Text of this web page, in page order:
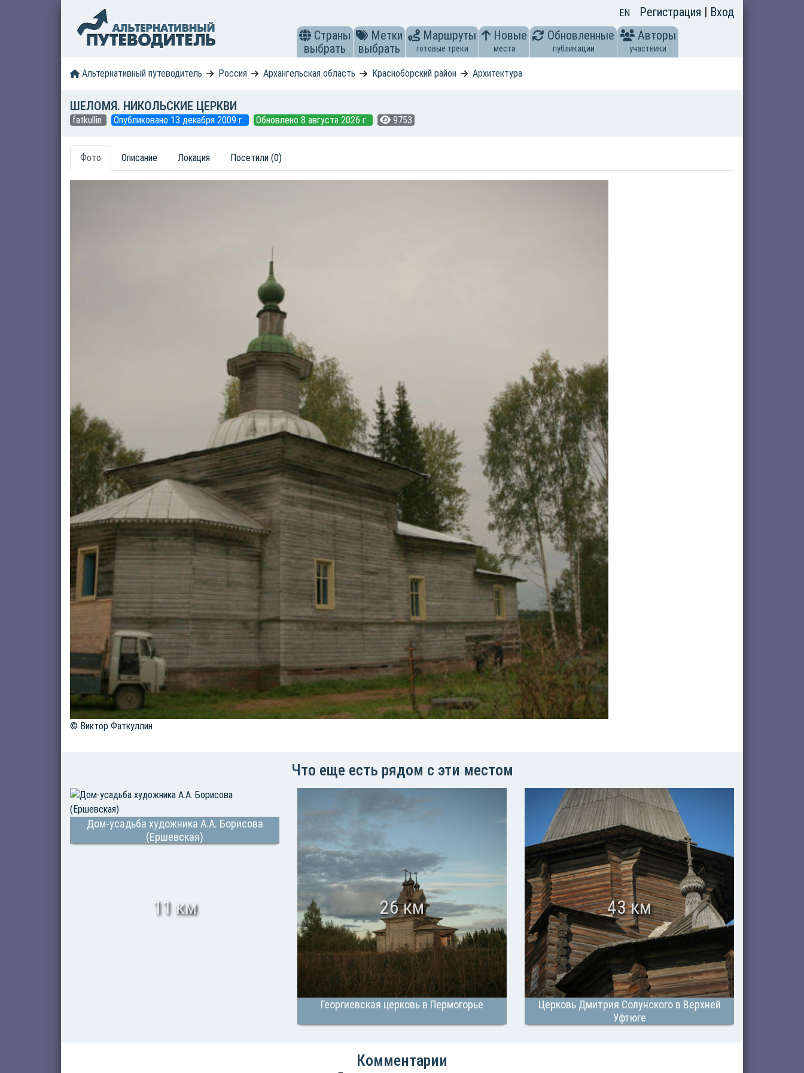
EN Регистрация | Вход
Страны
выбрать
Метки
выбрать
Маршруты
готовые треки
Новые
места
Обновленные
публикации
Авторы
участники
Альтернативный путеводитель Россия Архангельская область Красноборский район Архитектура
ШЕЛОМЯ. НИКОЛЬСКИЕ ЦЕРКВИ
fatkullin Опубликовано 13 декабря 2009 г. Обновлено 8 августа 2026 г. 9753
Фото Описание Локация Посетили (0)
© Виктор Фаткуллин
Что еще есть рядом с эти местом
Дом-усадьба художника А.А. Борисова
(Ершевская)
11 км
Георгиевская церковь в Пермогорье
26 км
Церковь Дмитрия Солунского в Верхней
Уфтюге
43 км
Комментарии